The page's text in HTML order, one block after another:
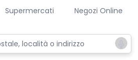
Supermercati Negozi Online